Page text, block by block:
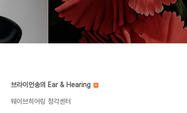
브라이언송의 Ear & Hearing
웨이브히어링 청각센터